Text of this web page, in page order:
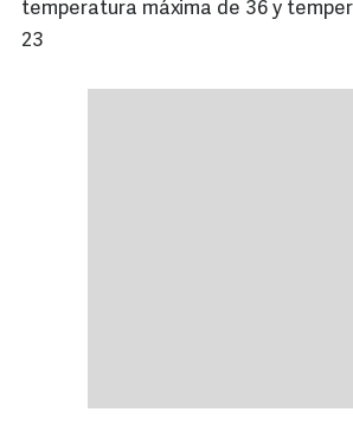
temperatura máxima de 36 y
23